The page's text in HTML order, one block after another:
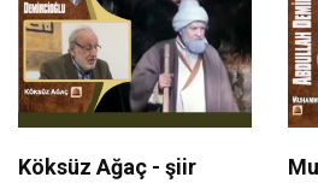
Köksüz Ağaç - şiir